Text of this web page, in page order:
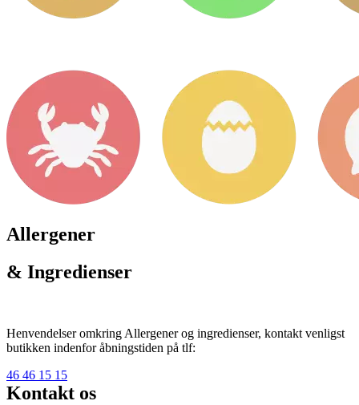
Allergener
& Ingredienser
Henvendelser omkring Allergener og ingredienser, kontakt venligst
butikken indenfor åbningstiden på tlf:
46 46 15 15
Kontakt os